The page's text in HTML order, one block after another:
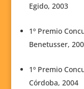
Egido, 2003
1º Premio
Benetusser,
1º Premio
Córdoba, 2004